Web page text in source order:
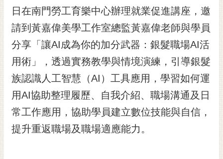
市政資訊
市民互動
黃
偉
哲
螢
光
花
泉
日在南門勞工育樂中心辦理就業促進講座，邀
請到黃嘉偉美學工作室總監黃嘉偉老師與學員
分享「讓AI成為你的加分武器：銀髮職場AI活
用術」，透過實務教學與情境演練，引導銀髮
族認識人工智慧（AI）工具應用，學習如何運
用AI協助整理履歷、自我介紹、職場溝通及日
常工作應用，協助學員建立數位技能與自信，
提升重返職場及職場適應能力。